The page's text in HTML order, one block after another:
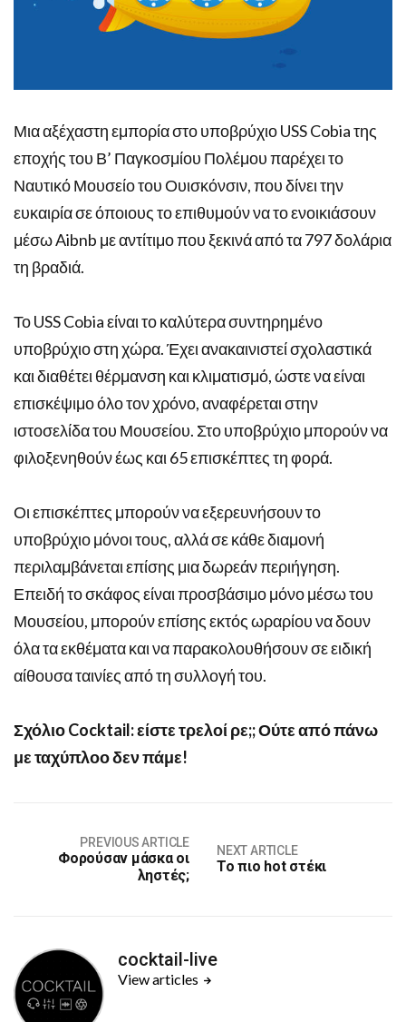
Μια αξέχαστη εμπορία στο υποβρύχιο USS Cobia της
εποχής του Β’ Παγκοσμίου Πολέμου παρέχει το
Ναυτικό Μουσείο του Ουισκόνσιν, που δίνει την
ευκαιρία σε όποιους το επιθυμούν να το ενοικιάσουν
μέσω Aibnb με αντίτιμο που ξεκινά από τα 797 δολάρια
τη βραδιά.
Το USS Cobia είναι το καλύτερα συντηρημένο
υποβρύχιο στη χώρα. Έχει ανακαινιστεί σχολαστικά
και διαθέτει θέρμανση και κλιματισμό, ώστε να είναι
επισκέψιμο όλο τον χρόνο, αναφέρεται στην
ιστοσελίδα του Μουσείου. Στο υποβρύχιο μπορούν να
φιλοξενηθούν έως και 65 επισκέπτες τη φορά.
Οι επισκέπτες μπορούν να εξερευνήσουν το
υποβρύχιο μόνοι τους, αλλά σε κάθε διαμονή
περιλαμβάνεται επίσης μια δωρεάν περιήγηση.
Επειδή το σκάφος είναι προσβάσιμο μόνο μέσω του
Μουσείου, μπορούν επίσης εκτός ωραρίου να δουν
όλα τα εκθέματα και να παρακολουθήσουν σε ειδική
αίθουσα ταινίες από τη συλλογή του.
Σχόλιο Cocktail: είστε τρελοί ρε;; Ούτε από πάνω
με ταχύπλοο δεν πάμε!
PREVIOUS ARTICLE
Φορούσαν μάσκα οι
ληστές;
NEXT ARTICLE
Το πιο hot στέκι
cocktail-live
View articles